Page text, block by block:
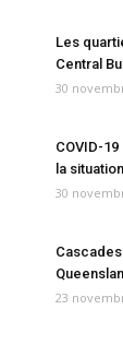
Les
Central
30
COVID-
la
30
23